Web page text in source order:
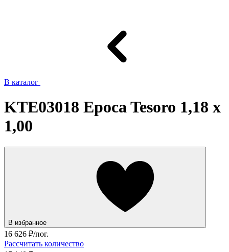
В каталог
KTE03018 Epoca Tesoro 1,18 x
1,00
В избранное
16 626 ₽/пог.
Рассчитать количество